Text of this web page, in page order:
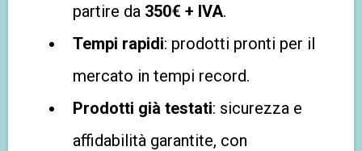
partire da 350€ + IVA.
Tempi rapidi: prodotti pronti per il
mercato in tempi record.
Prodotti già testati: sicurezza e
affidabilità garantite, con